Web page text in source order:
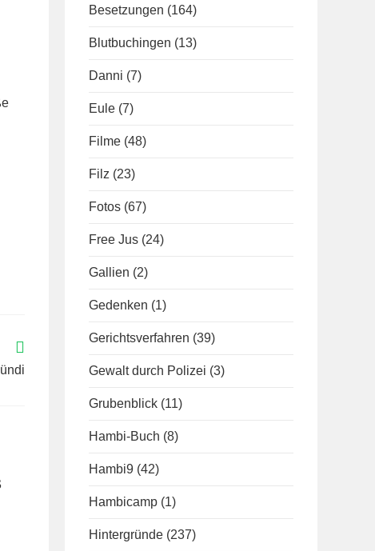
Besetzungen (164)
Blutbuchingen (13)
Danni (7)
Eule (7)
Filme (48)
Filz (23)
Fotos (67)
Free Jus (24)
Gallien (2)
Gedenken (1)
Gerichtsverfahren (39)
Gewalt durch Polizei (3)
Grubenblick (11)
Hambi-Buch (8)
Hambi9 (42)
Hambicamp (1)
Hintergründe (237)